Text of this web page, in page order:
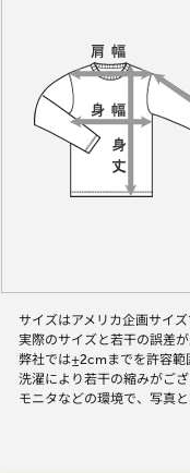
サイズはアメリカ企画サイ
実際のサイズと若干の誤差
弊社では±2cmまでを許容範
洗濯により若干の縮みがご
モニタなどの環境で、写真